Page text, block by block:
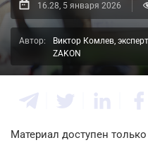
16.28, 5 января 2026
Автор:
Виктор Комлев,
ZAKON
Материал доступен